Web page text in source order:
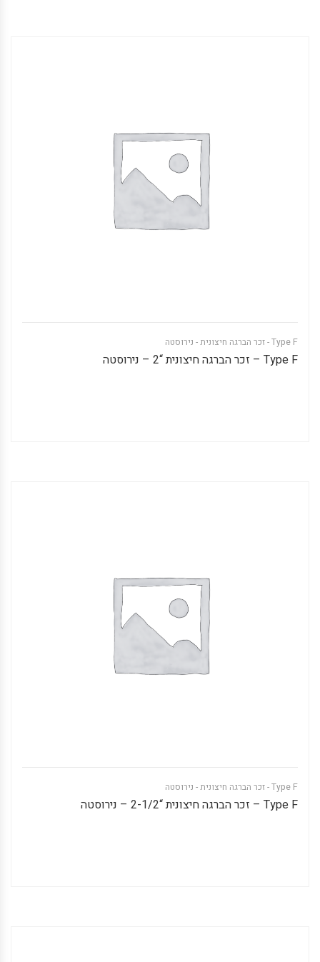
Type F - זכר הברגה חיצונית - נירוסטה
Type F – זכר הברגה חיצונית “2 – נירוסטה
Type F - זכר הברגה חיצונית - נירוסטה
Type F – זכר הברגה חיצונית “2-1/2 – נירוסטה